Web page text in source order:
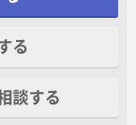
る
談する